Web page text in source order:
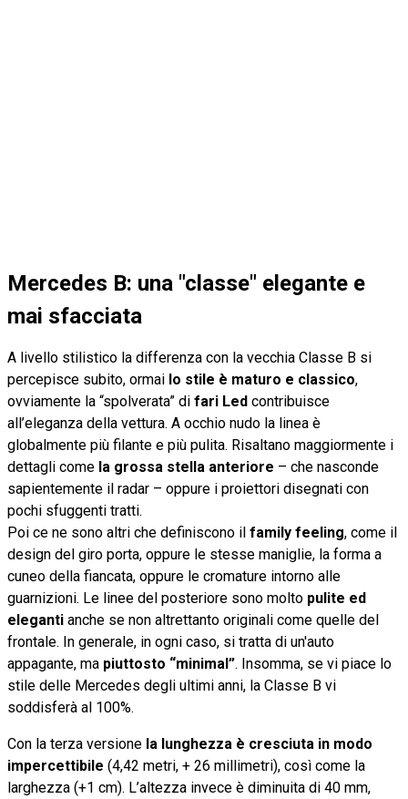
Mercedes B: una "classe" elegante e
mai sfacciata
A livello stilistico la differenza con la vecchia Classe B si
percepisce subito, ormai lo stile è maturo e classico,
ovviamente la “spolverata” di fari Led contribuisce
all’eleganza della vettura. A occhio nudo la linea è
globalmente più filante e più pulita. Risaltano maggiormente i
dettagli come la grossa stella anteriore – che nasconde
sapientemente il radar – oppure i proiettori disegnati con
pochi sfuggenti tratti.
Poi ce ne sono altri che definiscono il family feeling, come il
design del giro porta, oppure le stesse maniglie, la forma a
cuneo della fiancata, oppure le cromature intorno alle
guarnizioni. Le linee del posteriore sono molto pulite ed
eleganti anche se non altrettanto originali come quelle del
frontale. In generale, in ogni caso, si tratta di un'auto
appagante, ma piuttosto “minimal”. Insomma, se vi piace lo
stile delle Mercedes degli ultimi anni, la Classe B vi
soddisferà al 100%.
Con la terza versione la lunghezza è cresciuta in modo
impercettibile (4,42 metri, + 26 millimetri), così come la
larghezza (+1 cm). L’altezza invece è diminuita di 40 mm,